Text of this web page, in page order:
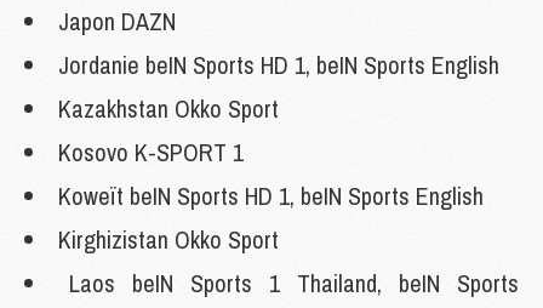
Japon DAZN
Jordanie beIN Sports HD 1, beIN Sports English
Kazakhstan Okko Sport
Kosovo K-SPORT 1
Koweït beIN Sports HD 1, beIN Sports English
Kirghizistan Okko Sport
Laos beIN Sports 1 Thailand, beIN Sports